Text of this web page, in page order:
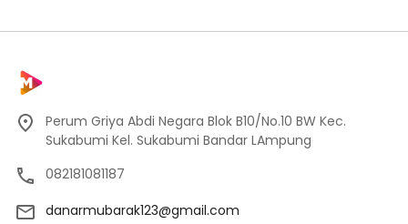
Perum Griya Abdi Negara Blok B10/No.10 BW Kec.
Sukabumi Kel. Sukabumi Bandar LAmpung
082181081187
danarmubarak123@gmail.com